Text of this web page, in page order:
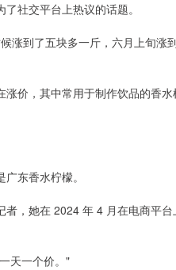
社交平台上热议的话题。
涨到了五块多一斤，六月上旬涨
价，其中常用于制作饮品的香
东香水柠檬。
，她在 2024 年 4 月在电商平
天一个价。"